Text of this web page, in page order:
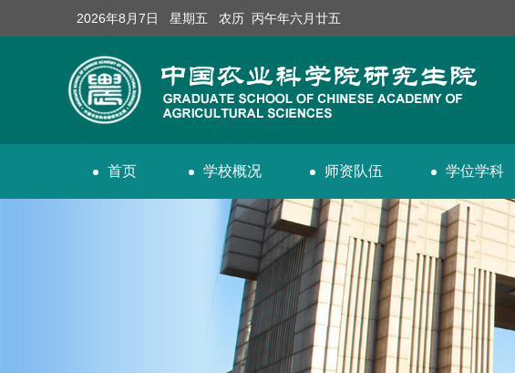
2026年8月7日 星期五 农历 丙午年六月廿五
首页 学校概况 师资队伍 学位学科